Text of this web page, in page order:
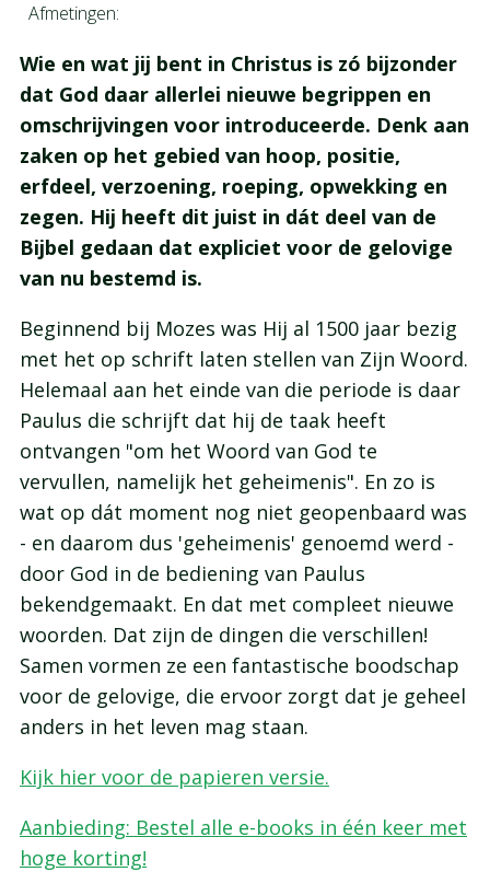
Afmetingen:
Wie en wat jij bent in Christus is zó bijzonder
dat God daar allerlei nieuwe begrippen en
omschrijvingen voor introduceerde. Denk aan
zaken op het gebied van hoop, positie,
erfdeel, verzoening, roeping, opwekking en
zegen. Hij heeft dit juist in dát deel van de
Bijbel gedaan dat expliciet voor de gelovige
van nu bestemd is.
Beginnend bij Mozes was Hij al 1500 jaar bezig
met het op schrift laten stellen van Zijn Woord.
Helemaal aan het einde van die periode is daar
Paulus die schrijft dat hij de taak heeft
ontvangen "om het Woord van God te
vervullen, namelijk het geheimenis". En zo is
wat op dát moment nog niet geopenbaard was
- en daarom dus 'geheimenis' genoemd werd -
door God in de bediening van Paulus
bekendgemaakt. En dat met compleet nieuwe
woorden. Dat zijn de dingen die verschillen!
Samen vormen ze een fantastische boodschap
voor de gelovige, die ervoor zorgt dat je geheel
anders in het leven mag staan.
Kijk hier voor de papieren versie.
Aanbieding: Bestel alle e-books in één keer met
hoge korting!